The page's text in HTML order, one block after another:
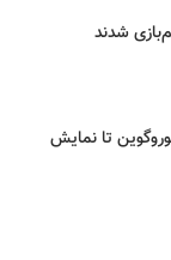
شدند
تا نمایش